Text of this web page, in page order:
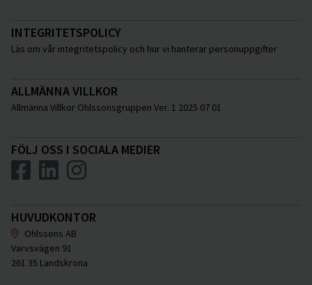
INTEGRITETSPOLICY
Läs om vår integritetspolicy och hur vi hanterar personuppgifter
ALLMÄNNA VILLKOR
Allmänna Villkor Ohlssonsgruppen Ver. 1 2025 07 01
FÖLJ OSS I SOCIALA MEDIER
HUVUDKONTOR
Ohlssons AB
Varvsvägen 91
261 35 Landskrona